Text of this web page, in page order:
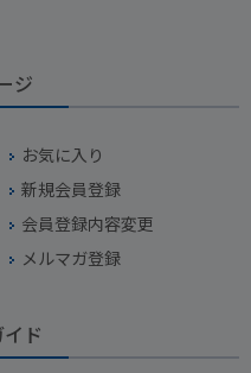
ジ
お気に入り
新規会員登録
会員登録内容変更
メルマガ登録
ド